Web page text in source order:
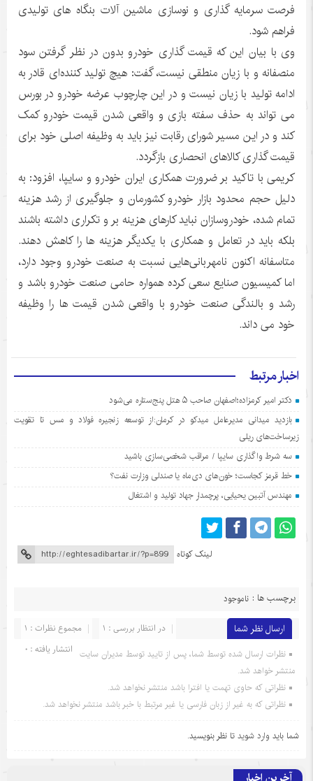
فرصت سرمایه گذاری و نوسازی ماشین آلات بنگاه های تولیدی
فراهم شود.
وی با بیان این که قیمت گذاری خودرو بدون در نظر گرفتن سود
منصفانه و با زیان منطقی نیست، گفت: هیچ تولید کننده‌ای قادر به
ادامه تولید با زیان نیست و در این چارچوب عرضه خودرو در بورس
می تواند به حذف سفته بازی و واقعی شدن قیمت خودرو کمک
کند و در این مسیر شورای رقابت نیز باید به وظیفه اصلی خود برای
قیمت گذاری کالاهای انحصاری بازگردد.
کریمی با تاکید بر ضرورت همکاری ایران خودرو و سایپا، افزود: به
دلیل حجم محدود بازار خودرو کشورمان و جلوگیری از رشد هزینه
تمام شده، خودروسازان نباید کارهای هزینه بر و تکراری داشته باشند
بلکه باید در تعامل و همکاری با یکدیگر هزینه ها را کاهش دهند.
متاسفانه اکنون نامهربانی‌هایی نسبت به صنعت خودرو وجود دارد،
اما کمیسیون صنایع سعی کرده همواره حامی صنعت خودرو باشد و
رشد و بالندگی صنعت خودرو با واقعی شدن قیمت ها را وظیفه
خود می داند.
اخبار مرتبط
دکتر امیر کرمزاده؛اصفهان صاحب ۵ هتل پنج‌ستاره می‌شود
بازدید میدانی مدیرعامل میدکو در کرمان:از توسعه زنجیره فولاد و مس تا تقویت
زیرساخت‌های ریلی
سه شرط واگذاری سایپا / مراقب شخصی‌سازی باشید
خط قرمز کجاست؛ خون‌های دی‌ماه یا صندلی وزارت نفت؟
مهندس آتبین یحیایی، پرچمدار جهاد تولید و اشتغال
لینک کوتاه
برچسب ها : ناموجود
ارسال نظر شما مجموع نظرات : 1
در انتظار بررسی : 1
انتشار یافته : 0 نظرات ارسال شده توسط شما، پس از تایید توسط مدیران سایت
منتشر خواهد شد.
نظراتی که حاوی تهمت یا افترا باشد منتشر نخواهد شد.
نظراتی که به غیر از زبان فارسی یا غیر مرتبط با خبر باشد منتشر نخواهد شد.
شما باید وارد شوید تا نظر بنویسید.